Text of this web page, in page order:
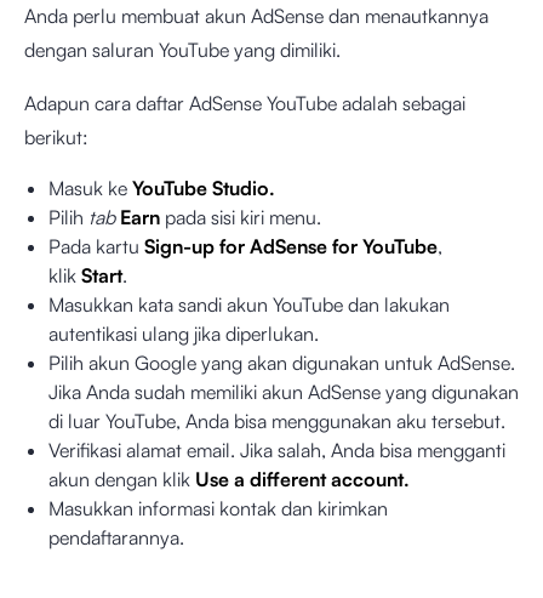
Anda perlu membuat akun AdSense dan menautkannya
dengan saluran YouTube yang dimiliki.
Adapun cara daftar AdSense YouTube adalah sebagai
berikut:
Masuk ke YouTube Studio.
Pilih tab Earn pada sisi kiri menu.
Pada kartu Sign-up for AdSense for YouTube,
klik Start.
Masukkan kata sandi akun YouTube dan lakukan
autentikasi ulang jika diperlukan.
Pilih akun Google yang akan digunakan untuk AdSense.
Jika Anda sudah memiliki akun AdSense yang digunakan
di luar YouTube, Anda bisa menggunakan aku tersebut.
Verifikasi alamat email. Jika salah, Anda bisa mengganti
akun dengan klik Use a different account.
Masukkan informasi kontak dan kirimkan
pendaftarannya.